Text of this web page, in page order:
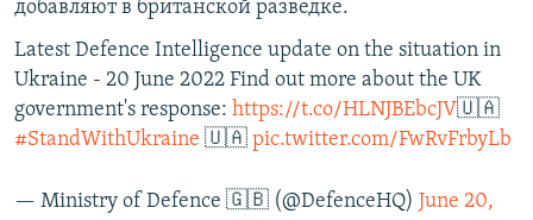
добавляют в британской разведке.
Latest Defence Intelligence update on the situation in
Ukraine - 20 June 2022 Find out more about the UK
government's response: https://t.co/HLNJBEbcJV🇺🇦
#StandWithUkraine 🇺🇦 pic.twitter.com/FwRvFrbyLb
— Ministry of Defence 🇬🇧 (@DefenceHQ) June 20,